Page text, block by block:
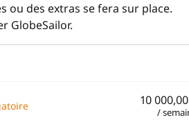
des extras se fera sur place.
GlobeSailor.
10
/